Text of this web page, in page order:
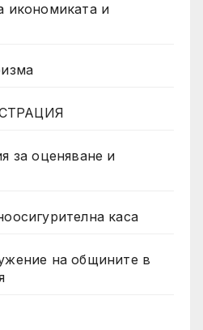
икономиката и
за оценяване и
каса
на общините в